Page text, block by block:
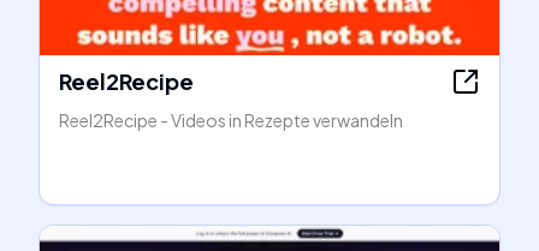
Reel2Recipe
Reel2Recipe - Videos in Rezepte verwandeln